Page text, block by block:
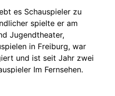
es Schauspieler zu
spielte er am
Jugendtheater,
in Freiburg, war
und ist seit Jahr zwei
Im Fernsehen.